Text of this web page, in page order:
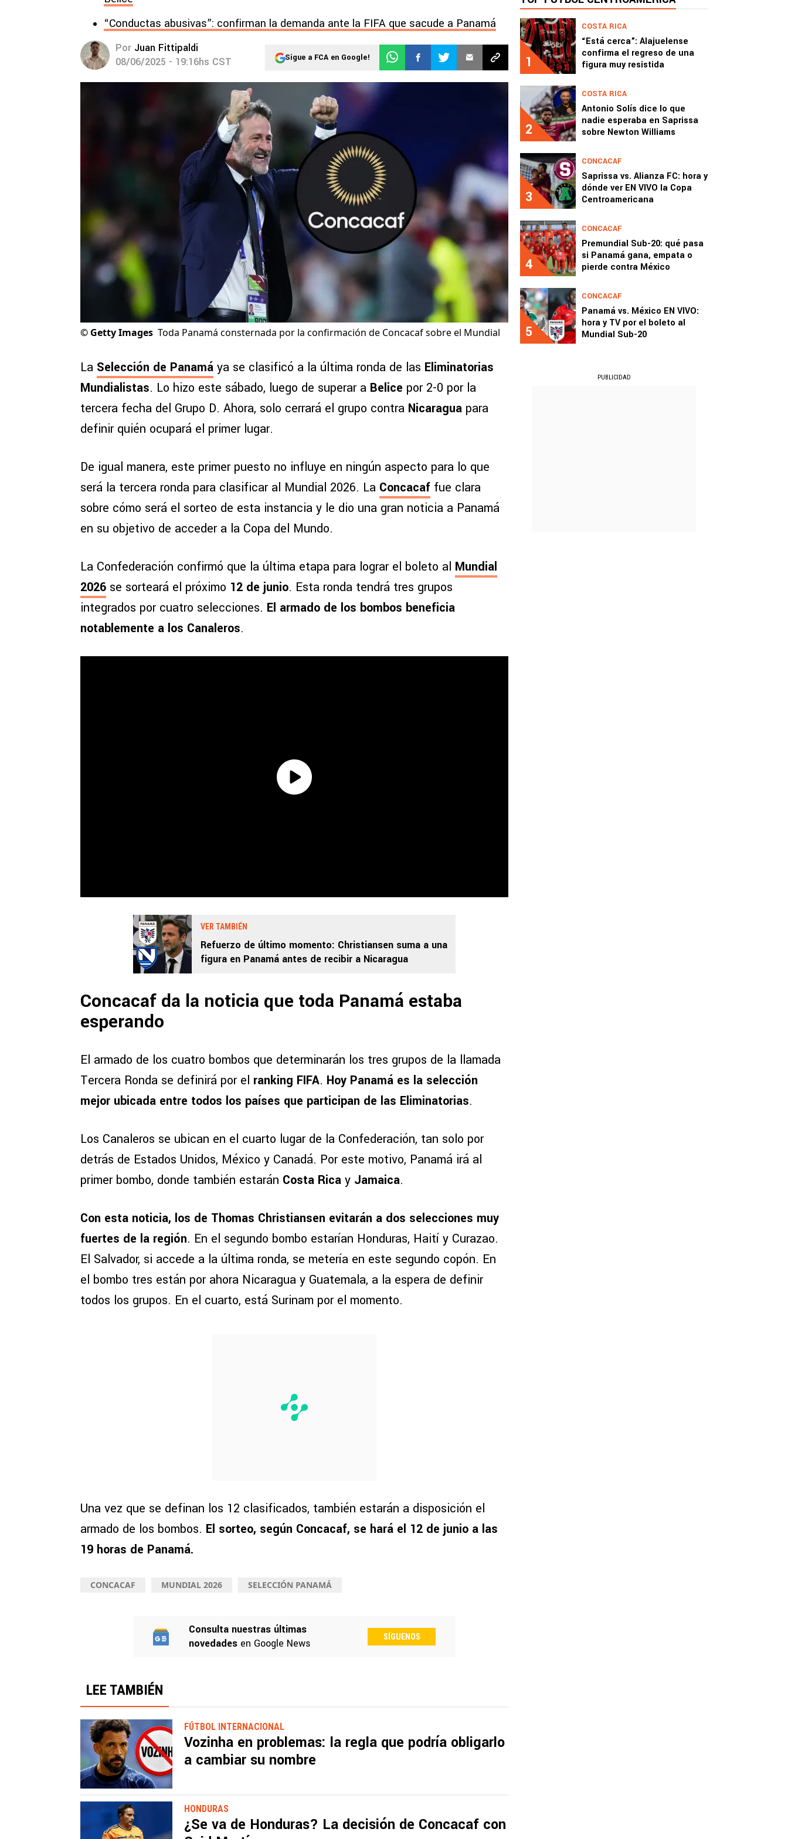
“Conductas abusivas”: confirman la demanda ante la FIFA que sacude a Panamá
Por Juan Fittipaldi
08/06/2025 - 19:16hs CST
Sigue a FCA en Google!
© Getty Images Toda Panamá consternada por la confirmación de Concacaf sobre el Mundial
La Selección de Panamá ya se clasificó a la última ronda de las Eliminatorias
Mundialistas. Lo hizo este sábado, luego de superar a Belice por 2-0 por la
tercera fecha del Grupo D. Ahora, solo cerrará el grupo contra Nicaragua para
definir quién ocupará el primer lugar.
De igual manera, este primer puesto no influye en ningún aspecto para lo que
será la tercera ronda para clasificar al Mundial 2026. La Concacaf fue clara
sobre cómo será el sorteo de esta instancia y le dio una gran noticia a Panamá
en su objetivo de acceder a la Copa del Mundo.
La Confederación confirmó que la última etapa para lograr el boleto al Mundial
2026 se sorteará el próximo 12 de junio. Esta ronda tendrá tres grupos
integrados por cuatro selecciones. El armado de los bombos beneficia
notablemente a los Canaleros.
VER TAMBIÉN
Refuerzo de último momento: Christiansen suma a una
figura en Panamá antes de recibir a Nicaragua
Concacaf da la noticia que toda Panamá estaba
esperando
El armado de los cuatro bombos que determinarán los tres grupos de la llamada
Tercera Ronda se definirá por el ranking FIFA. Hoy Panamá es la selección
mejor ubicada entre todos los países que participan de las Eliminatorias.
Los Canaleros se ubican en el cuarto lugar de la Confederación, tan solo por
detrás de Estados Unidos, México y Canadá. Por este motivo, Panamá irá al
primer bombo, donde también estarán Costa Rica y Jamaica.
Con esta noticia, los de Thomas Christiansen evitarán a dos selecciones muy
fuertes de la región. En el segundo bombo estarían Honduras, Haití y Curazao.
El Salvador, si accede a la última ronda, se metería en este segundo copón. En
el bombo tres están por ahora Nicaragua y Guatemala, a la espera de definir
todos los grupos. En el cuarto, está Surinam por el momento.
Una vez que se definan los 12 clasificados, también estarán a disposición el
armado de los bombos. El sorteo, según Concacaf, se hará el 12 de junio a las
19 horas de Panamá.
CONCACAF MUNDIAL 2026 SELECCIÓN PANAMÁ
Consulta nuestras últimas
novedades en Google News
SÍGUENOS
LEE TAMBIÉN
FÚTBOL INTERNACIONAL
Vozinha en problemas: la regla que podría obligarlo
a cambiar su nombre
HONDURAS
¿Se va de Honduras? La decisión de Concacaf con
1
COSTA RICA
“Está cerca”: Alajuelense
confirma el regreso de una
figura muy resistida
2
COSTA RICA
Antonio Solís dice lo que
nadie esperaba en Saprissa
sobre Newton Williams
3
CONCACAF
Saprissa vs. Alianza FC: hora y
dónde ver EN VIVO la Copa
Centroamericana
4
CONCACAF
Premundial Sub-20: qué pasa
si Panamá gana, empata o
pierde contra México
5
CONCACAF
Panamá vs. México EN VIVO:
hora y TV por el boleto al
Mundial Sub-20
PUBLICIDAD